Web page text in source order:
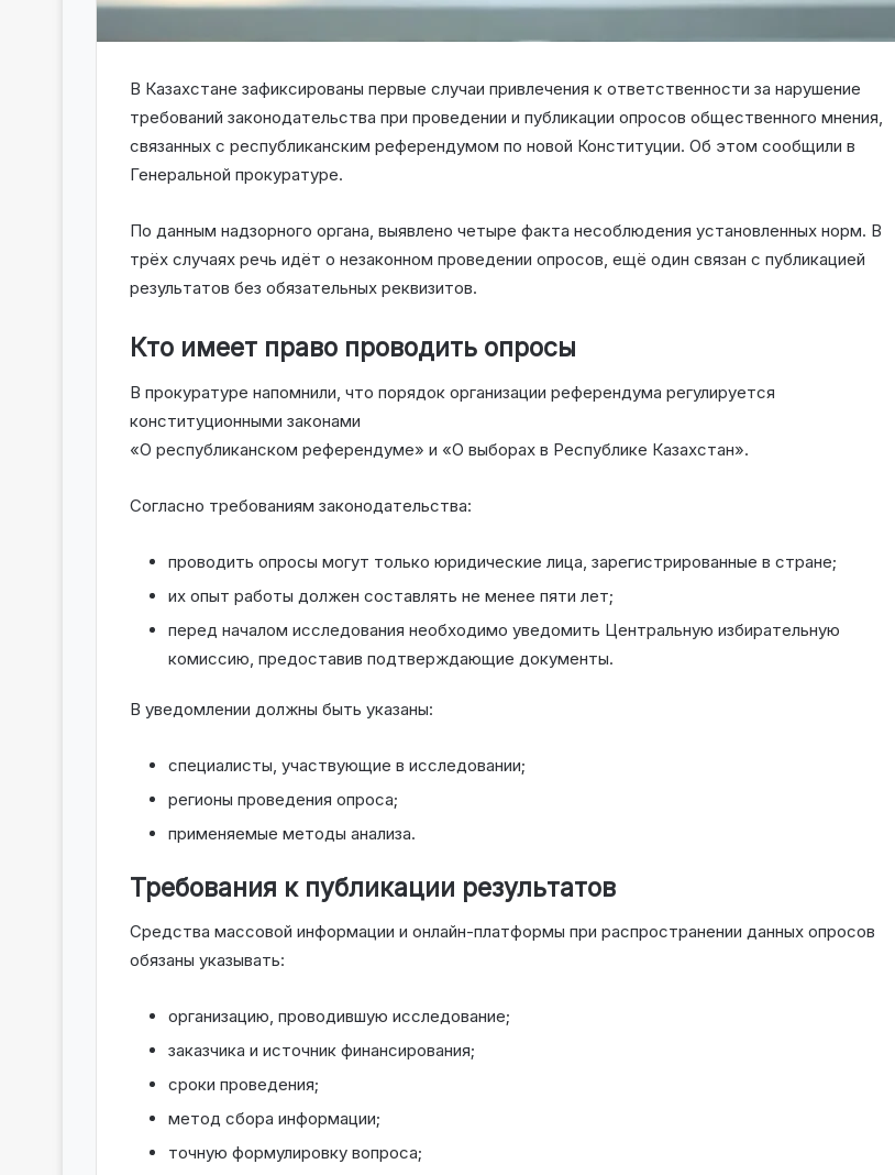
В Казахстане зафиксированы первые случаи привлечения к ответственности за нарушение
требований законодательства при проведении и публикации опросов общественного мнения,
связанных с республиканским референдумом по новой Конституции. Об этом сообщили в
Генеральной прокуратуре.
По данным надзорного органа, выявлено четыре факта несоблюдения установленных норм. В
трёх случаях речь идёт о незаконном проведении опросов, ещё один связан с публикацией
результатов без обязательных реквизитов.
Кто имеет право проводить опросы
В прокуратуре напомнили, что порядок организации референдума регулируется
конституционными законами
«О республиканском референдуме» и «О выборах в Республике Казахстан».
Согласно требованиям законодательства:
проводить опросы могут только юридические лица, зарегистрированные в стране;
их опыт работы должен составлять не менее пяти лет;
перед началом исследования необходимо уведомить Центральную избирательную
комиссию, предоставив подтверждающие документы.
В уведомлении должны быть указаны:
специалисты, участвующие в исследовании;
регионы проведения опроса;
применяемые методы анализа.
Требования к публикации результатов
Средства массовой информации и онлайн-платформы при распространении данных опросов
обязаны указывать:
организацию, проводившую исследование;
заказчика и источник финансирования;
сроки проведения;
метод сбора информации;
точную формулировку вопроса;